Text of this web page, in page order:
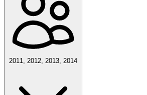
2011, 2012, 2013, 2014